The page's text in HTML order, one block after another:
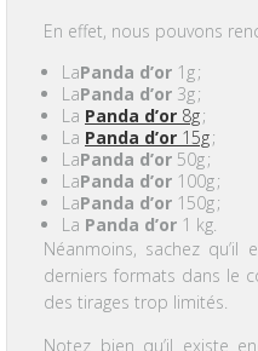
En effet, nous pouvons
LaPanda d’or1g;
LaPanda d’or3g;
La Panda d’or8g;
La Panda d’or15g;
LaPanda d’or50g;
LaPanda d’or100g;
LaPanda d’or150g;
La Panda d’or1 kg.
Néanmoins, sachez
derniers formats dans le
des tirages trop limités.
Notez bien qu’il existe